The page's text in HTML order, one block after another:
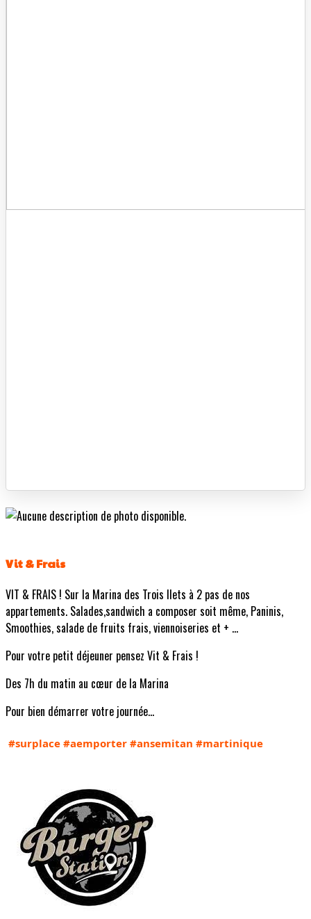
Vit & Frais
VIT & FRAIS ! Sur la Marina des Trois Ilets à 2 pas de nos
appartements. Salades,sandwich a composer soit même, Paninis,
Smoothies, salade de fruits frais, viennoiseries et + ...
Pour votre petit déjeuner pensez Vit & Frais !
Des 7h du matin au cœur de la Marina
Pour bien démarrer votre journée…
#surplace #aemporter #ansemitan #martinique